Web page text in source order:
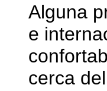
Alguna
e
cerca